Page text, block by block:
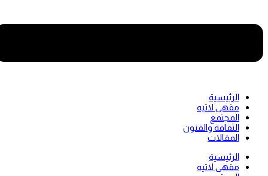
الرئيسية
مقهى لاتيه
المجتمع
الثقافة والفنون
المقالات
Menu
الرئيسية
مقهى لاتيه